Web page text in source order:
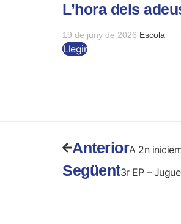
L’hora dels
19 de juny de 2026 Escola
Llegir
AnteriorA 2n
Següent3r EP –